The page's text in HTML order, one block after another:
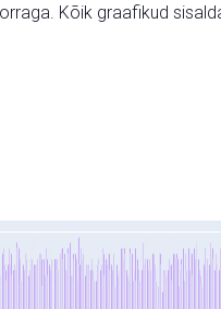
Kõik graafikud